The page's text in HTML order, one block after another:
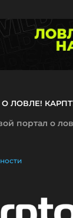
2
0
ЛОВЛЕ!
портал о